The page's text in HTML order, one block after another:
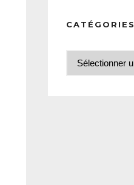
CATÉGORIES